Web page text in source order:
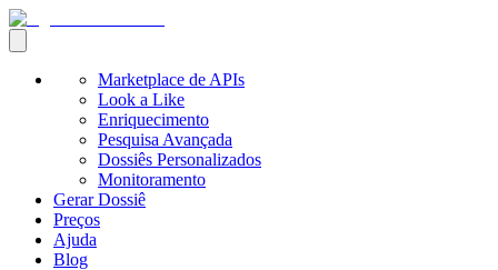
Marketplace de APIs
Look a Like
Enriquecimento
Pesquisa Avançada
Dossiês Personalizados
Monitoramento
Gerar Dossiê
Preços
Ajuda
Blog